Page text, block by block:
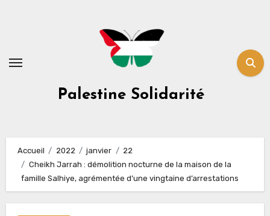
Palestine Solidarité
Accueil 2022 janvier
22
Cheikh Jarrah : démolition nocturne de la maison de la
famille Salhiye, agrémentée d’une vingtaine d’arrestations